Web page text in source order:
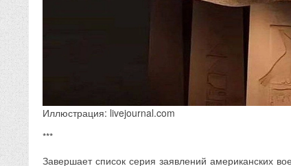
Иллюстрация: livejournal.com
***
Завершает список серия заявлений американских